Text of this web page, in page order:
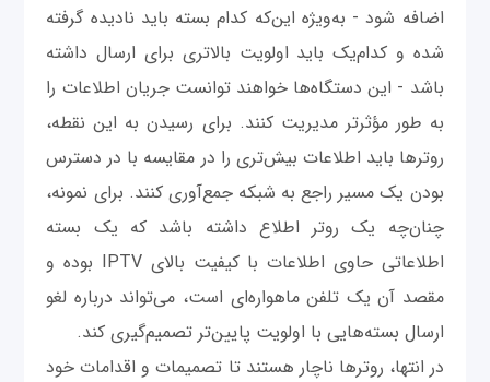
اضافه شود - به‌ویژه این‌که کدام بسته باید نادیده گرفته
شده و کدام‌یک باید اولویت بالاتری برای ارسال داشته
باشد - این دستگاه‌ها خواهند توانست جریان اطلاعات را
به ‌طور مؤثرتر مدیریت کنند. برای رسیدن به این نقطه،
روترها باید اطلاعات بیش‌تری را در مقایسه با در دسترس
بودن یک مسیر راجع به شبکه جمع‌آوری کنند. برای نمونه،
چنان‌چه یک روتر اطلاع داشته باشد که یک بسته
اطلاعاتی حاوی اطلاعات با کیفیت بالای IPTV بوده و
مقصد آن یک تلفن ماهواره‌ای است، می‌تواند درباره لغو
ارسال بسته‌هایی با اولویت پایین‌تر تصمیم‌گیری کند.
در انتها، روترها ناچار هستند تا تصمیمات و اقدامات خود